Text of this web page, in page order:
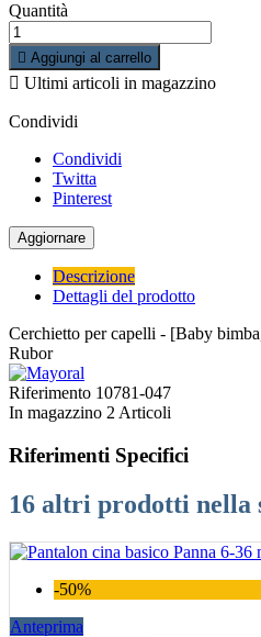
Quantità
 Aggiungi al carrello
 Ultimi articoli in magazzino
Condividi
Condividi
Twitta
Pinterest
Descrizione
Dettagli del prodotto
Cerchietto per capelli - [Baby
Rubor
Riferimento 10781-047
In magazzino 2 Articoli
Riferimenti Specifici
16 altri prodotti nella
-50%
Anteprima